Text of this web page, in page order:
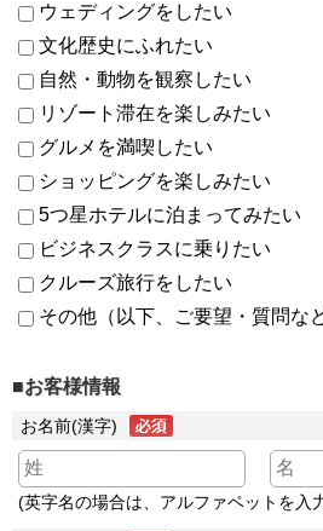
ウェディングをしたい
文化歴史にふれたい
自然・動物を観察したい
リゾート滞在を楽しみたい
グルメを満喫したい
ショッピングを楽しみたい
5つ星ホテルに泊まってみたい
ビジネスクラスに乗りたい
クルーズ旅行をしたい
その他（以下、ご要望・質問な
■お客様情報
お名前(漢字)
(英字名の場合は、アルファベットを入